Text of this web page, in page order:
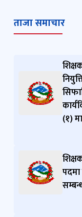
ताजा समाचार
(१)